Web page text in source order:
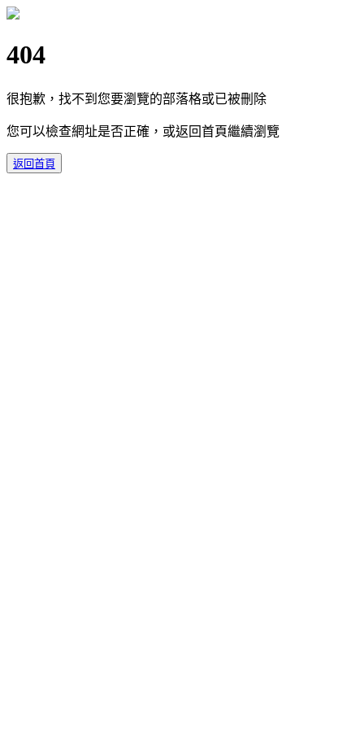
404
很抱歉，找不到您要瀏覽的部落格或已被刪除
您可以檢查網址是否正確，或返回首頁繼續瀏覽
返回首頁